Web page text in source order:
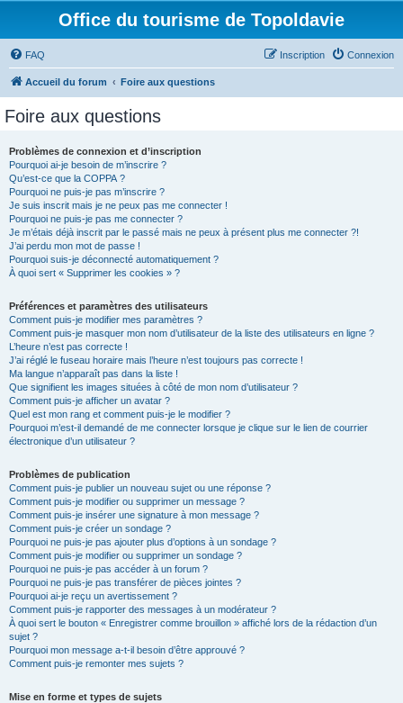
Office du tourisme de Topoldavie
FAQ Connexion
Inscription
Accueil du forum Foire aux questions
Foire aux questions
Problèmes de connexion et d’inscription
Pourquoi ai-je besoin de m’inscrire ?
Qu’est-ce que la COPPA ?
Pourquoi ne puis-je pas m’inscrire ?
Je suis inscrit mais je ne peux pas me connecter !
Pourquoi ne puis-je pas me connecter ?
Je m’étais déjà inscrit par le passé mais ne peux à présent plus me connecter ?!
J’ai perdu mon mot de passe !
Pourquoi suis-je déconnecté automatiquement ?
À quoi sert « Supprimer les cookies » ?
Préférences et paramètres des utilisateurs
Comment puis-je modifier mes paramètres ?
Comment puis-je masquer mon nom d’utilisateur de la liste des utilisateurs en ligne ?
L’heure n’est pas correcte !
J’ai réglé le fuseau horaire mais l’heure n’est toujours pas correcte !
Ma langue n’apparaît pas dans la liste !
Que signifient les images situées à côté de mon nom d’utilisateur ?
Comment puis-je afficher un avatar ?
Quel est mon rang et comment puis-je le modifier ?
Pourquoi m’est-il demandé de me connecter lorsque je clique sur le lien de courrier
électronique d’un utilisateur ?
Problèmes de publication
Comment puis-je publier un nouveau sujet ou une réponse ?
Comment puis-je modifier ou supprimer un message ?
Comment puis-je insérer une signature à mon message ?
Comment puis-je créer un sondage ?
Pourquoi ne puis-je pas ajouter plus d’options à un sondage ?
Comment puis-je modifier ou supprimer un sondage ?
Pourquoi ne puis-je pas accéder à un forum ?
Pourquoi ne puis-je pas transférer de pièces jointes ?
Pourquoi ai-je reçu un avertissement ?
Comment puis-je rapporter des messages à un modérateur ?
À quoi sert le bouton « Enregistrer comme brouillon » affiché lors de la rédaction d’un
sujet ?
Pourquoi mon message a-t-il besoin d’être approuvé ?
Comment puis-je remonter mes sujets ?
Mise en forme et types de sujets